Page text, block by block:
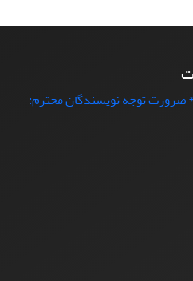
ضرورت توجه نویسندگان محترم: